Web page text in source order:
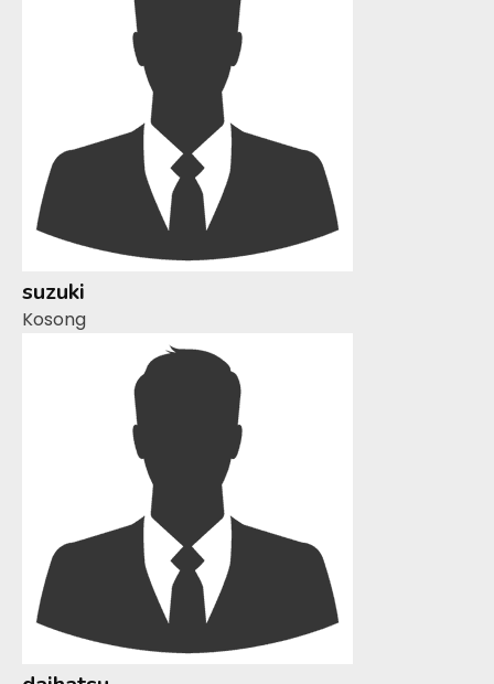
suzuki
Kosong